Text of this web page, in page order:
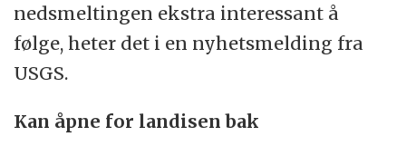
nedsmeltingen ekstra interessant å
følge, heter det i en nyhetsmelding fra
USGS.
Kan åpne for landisen bak